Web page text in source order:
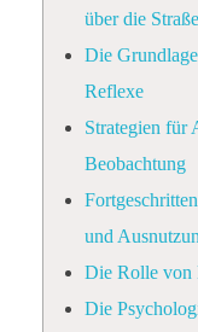
über die
Die
Reflexe
Strategien für
Beobachtung
und
Die Rolle von
Die